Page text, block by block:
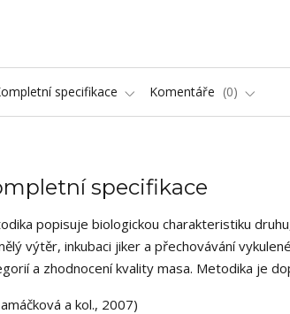
specifikace Komentáře 0
specifikace
popisuje biologickou charakteristiku
výtěr, inkubaci jiker a přechovávání
a zhodnocení kvality masa. Metodika je
a kol., 2007)